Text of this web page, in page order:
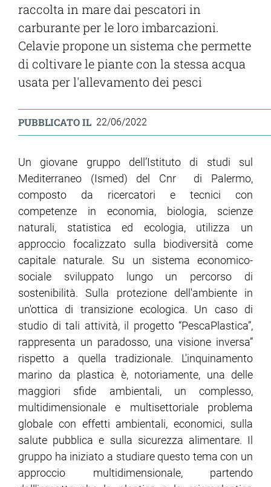
raccolta in mare dai pescatori in
carburante per le loro imbarcazioni.
Celavie propone un sistema che permette
di coltivare le piante con la stessa acqua
usata per l'allevamento dei pesci
PUBBLICATO IL 22/06/2022
Un giovane gruppo dell’Istituto di studi sul
Mediterraneo (Ismed) del Cnr di Palermo,
composto da ricercatori e tecnici con
competenze in economia, biologia, scienze
naturali, statistica ed ecologia, utilizza un
approccio focalizzato sulla biodiversità come
capitale naturale. Su un sistema economico-
sociale sviluppato lungo un percorso di
sostenibilità. Sulla protezione dell'ambiente in
un'ottica di transizione ecologica. Un caso di
studio di tali attività, il progetto “PescaPlastica”,
rappresenta un paradosso, una visione inversa”
rispetto a quella tradizionale. L'inquinamento
marino da plastica è, notoriamente, una delle
maggiori sfide ambientali, un complesso,
multidimensionale e multisettoriale problema
globale con effetti ambientali, economici, sulla
salute pubblica e sulla sicurezza alimentare. Il
gruppo ha iniziato a studiare questo tema con un
approccio multidimensionale, partendo